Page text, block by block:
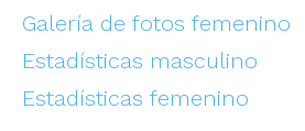
Galería de fotos femenino
Estadísticas masculino
Estadísticas femenino